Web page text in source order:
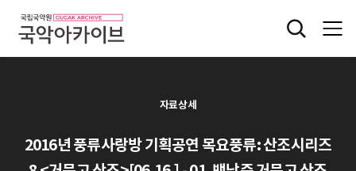
자료상세
2016년 풍류사랑방 기획공연 목요풍류: 산조시리즈